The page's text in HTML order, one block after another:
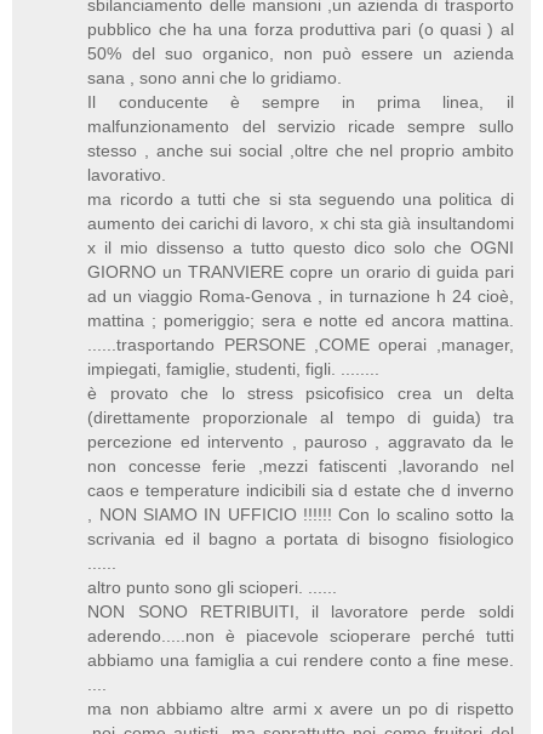
sbilanciamento delle mansioni ,un azienda di trasporto
pubblico che ha una forza produttiva pari (o quasi ) al
50% del suo organico, non può essere un azienda
sana , sono anni che lo gridiamo.
Il conducente è sempre in prima linea, il
malfunzionamento del servizio ricade sempre sullo
stesso , anche sui social ,oltre che nel proprio ambito
lavorativo.
ma ricordo a tutti che si sta seguendo una politica di
aumento dei carichi di lavoro, x chi sta già insultandomi
x il mio dissenso a tutto questo dico solo che OGNI
GIORNO un TRANVIERE copre un orario di guida pari
ad un viaggio Roma-Genova , in turnazione h 24 cioè,
mattina ; pomeriggio; sera e notte ed ancora mattina.
......trasportando PERSONE ,COME operai ,manager,
impiegati, famiglie, studenti, figli. ........
è provato che lo stress psicofisico crea un delta
(direttamente proporzionale al tempo di guida) tra
percezione ed intervento , pauroso , aggravato da le
non concesse ferie ,mezzi fatiscenti ,lavorando nel
caos e temperature indicibili sia d estate che d inverno
, NON SIAMO IN UFFICIO !!!!!! Con lo scalino sotto la
scrivania ed il bagno a portata di bisogno fisiologico
altro punto sono gli scioperi. ......
NON SONO RETRIBUITI, il lavoratore perde soldi
aderendo.....non è piacevole scioperare perché tutti
abbiamo una famiglia a cui rendere conto a fine mese.
ma non abbiamo altre armi x avere un po di rispetto